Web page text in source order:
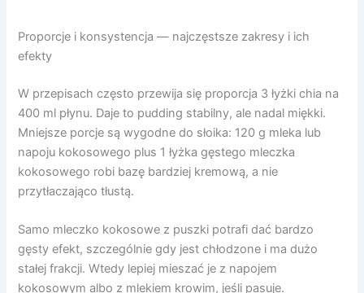
Proporcje i konsystencja — najczęstsze zakresy i ich
efekty
W przepisach często przewija się proporcja 3 łyżki chia na
400 ml płynu. Daje to pudding stabilny, ale nadal miękki.
Mniejsze porcje są wygodne do słoika: 120 g mleka lub
napoju kokosowego plus 1 łyżka gęstego mleczka
kokosowego robi bazę bardziej kremową, a nie
przytłaczająco tłustą.
Samo mleczko kokosowe z puszki potrafi dać bardzo
gęsty efekt, szczególnie gdy jest chłodzone i ma dużo
stałej frakcji. Wtedy lepiej mieszać je z napojem
kokosowym albo z mlekiem krowim, jeśli pasuje.